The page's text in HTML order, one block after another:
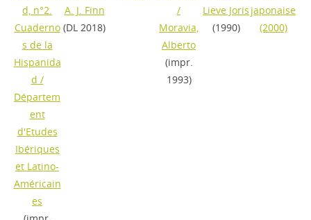
d, n°2.
Cuaderno
s de la
Hispanida
d /
Départem
ent
d'Etudes
Ibériques
et Latino-
Américain
es
A. J. Finn
(DL 2018)
/
Moravia,
Alberto
(impr.
1993)
Lieve Joris
(1990)
japonaise
(2000)